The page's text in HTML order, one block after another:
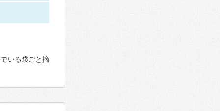
いる袋ごと摘